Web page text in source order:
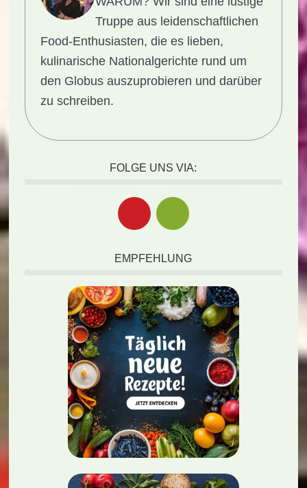
Truppe aus leidenschaftlichen
Food-Enthusiasten, die es lieben,
kulinarische Nationalgerichte rund um
den Globus auszuprobieren und darüber
zu schreiben.
FOLGE UNS VIA:
EMPFEHLUNG